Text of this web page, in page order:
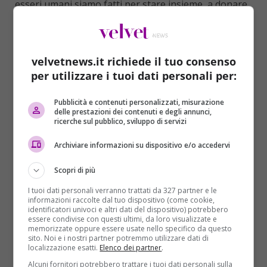
esseri umani siamo fatti per stare insieme, a donare
magari, con un sorriso”. Queste parole risuonano
sottolineando l’importanza di non abbandonare mai
il desiderio di ricominciare.
velvetnews.it richiede il tuo consenso
per utilizzare i tuoi dati personali per:
Pubblicità e contenuti personalizzati, misurazione
delle prestazioni dei contenuti e degli annunci,
ricerche sul pubblico, sviluppo di servizi
Archiviare informazioni su dispositivo e/o accedervi
Scopri di più
I tuoi dati personali verranno trattati da 327 partner e le
informazioni raccolte dal tuo dispositivo (come cookie,
identificatori univoci e altri dati del dispositivo) potrebbero
essere condivise con questi ultimi, da loro visualizzate e
memorizzate oppure essere usate nello specifico da questo
sito. Noi e i nostri partner potremmo utilizzare dati di
localizzazione esatti. Elenco dei partner.
Alcuni fornitori potrebbero trattare i tuoi dati personali sulla